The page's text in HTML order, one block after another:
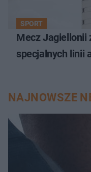
SPORT
Mecz Jagiellonii
specjalnych linii
NAJNOWSZE